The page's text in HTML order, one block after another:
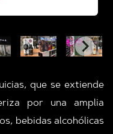
que se extiende
por una amplia
bebidas alcohólicas